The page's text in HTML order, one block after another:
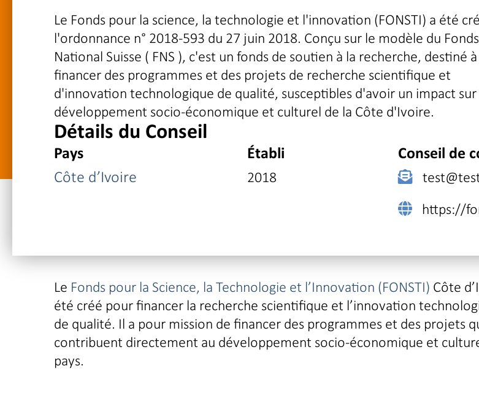
Le Fonds pour la science, la technologie et l'innovation (FONSTI) a été
l'ordonnance n° 2018-593 du 27 juin 2018. Conçu sur le modèle du Fonds
National Suisse ( FNS ), c'est un fonds de soutien à la recherche, destiné à
financer des programmes et des projets de recherche scientifique et
d'innovation technologique de qualité, susceptibles d'avoir un impact sur
développement socio-économique et culturel de la Côte d'Ivoire.
Détails du Conseil
Pays
Côte d’Ivoire
Établi
2018
Conseil de
https://
Le Fonds pour la Science, la Technologie et l’Innovation (FONSTI) Côte
été créé pour financer la recherche scientifique et l’innovation
de qualité. Il a pour mission de financer des programmes et des projets
contribuent directement au développement socio-économique et
pays.